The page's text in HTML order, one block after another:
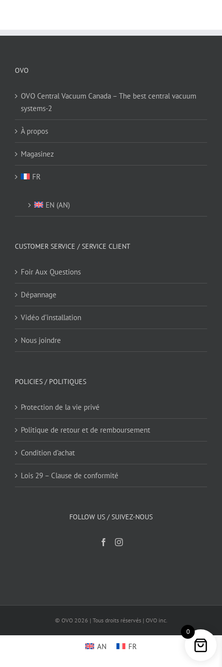
OVO
OVO Central Vacuum Canada – The best central vacuum
systems-2
À propos
Magasinez
FR
EN (AN)
CUSTOMER SERVICE / SERVICE CLIENT
Foir Aux Questions
Dépannage
Vidéo d’installation
Nous joindre
POLICIES / POLITIQUES
Protection de la vie privé
Politique de retour et de remboursement
Condition d’achat
Lois 29 – Clause de conformité
FOLLOW US / SUIVEZ-NOUS
© OVO 2026 | Tous droits réservés | OVO inc.
0
AN FR